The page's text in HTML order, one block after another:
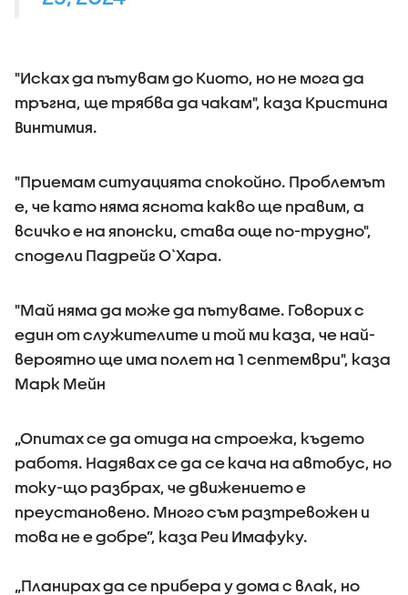
"Исках да пътувам до Киото, но не мога да
тръгна, ще трябва да чакам", каза Кристина
Винтимия.
"Приемам ситуацията спокойно. Проблемът
е, че като няма яснота какво ще правим, а
всичко е на японски, става още по-трудно",
сподели Падрейг О`Хара.
"Май няма да може да пътуваме. Говорих с
един от служителите и той ми каза, че най-
вероятно ще има полет на 1 септември", каза
Марк Мейн
„Опитах се да отида на строежа, където
работя. Надявах се да се кача на автобус, но
току-що разбрах, че движението е
преустановено. Много съм разтревожен и
това не е добре”, каза Реи Имафуку.
„Планирах да се прибера у дома с влак, но